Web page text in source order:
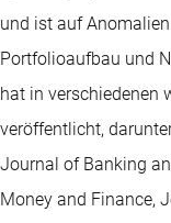
und ist auf
Portfolioaufbau und
hat in verschiedenen
veröffentlicht,
Journal of Banking
Money and Finance,